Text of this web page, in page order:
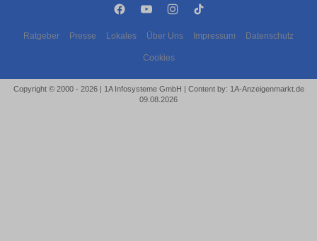
Ratgeber Presse Lokales Über Uns Impressum Datenschutz
Cookies
Copyright © 2000 - 2026 | 1A Infosysteme GmbH | Content by: 1A-Anzeigenmarkt.de
09.08.2026